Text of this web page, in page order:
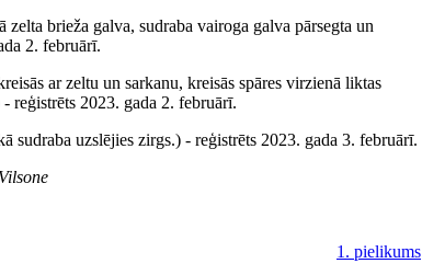
brieža galva, sudraba vairoga galva pārsegta un
2. februārī.
ar zeltu un sarkanu, kreisās spāres virzienā liktas
reģistrēts 2023. gada 2. februārī.
sudraba uzslējies zirgs.) - reģistrēts 2023. gada 3. februārī.
1. pielikums